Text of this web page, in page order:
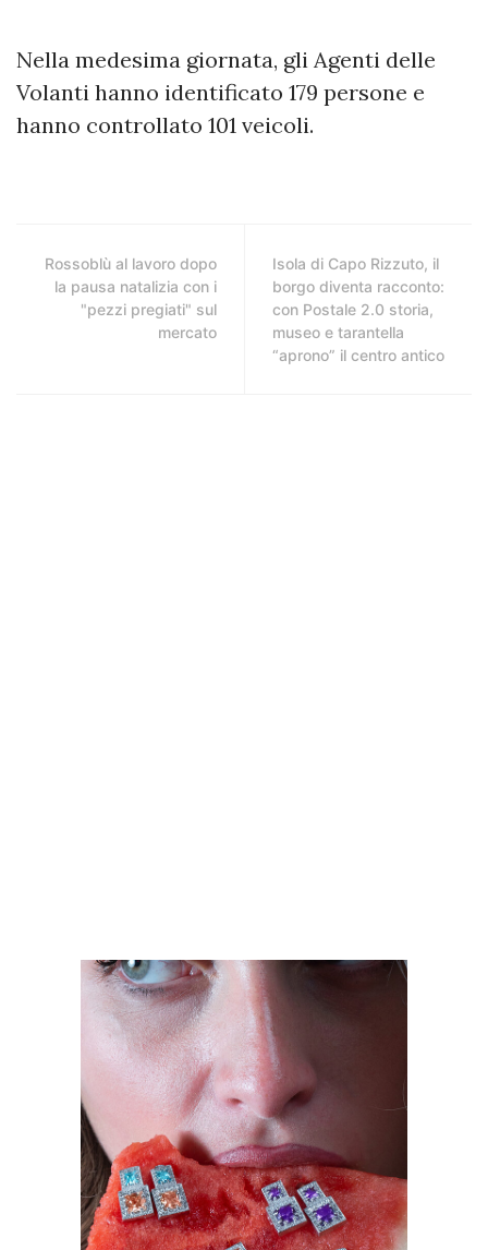
Nella medesima giornata, gli Agenti delle
Volanti hanno identificato 179 persone e
hanno controllato 101 veicoli.
Rossoblù al lavoro dopo
la pausa natalizia con i
"pezzi pregiati" sul
mercato
Isola di Capo Rizzuto, il
borgo diventa racconto:
con Postale 2.0 storia,
museo e tarantella
“aprono” il centro antico